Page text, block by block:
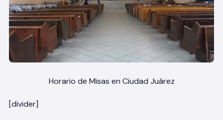
Horario de Misas en Ciudad Juárez
[divider]